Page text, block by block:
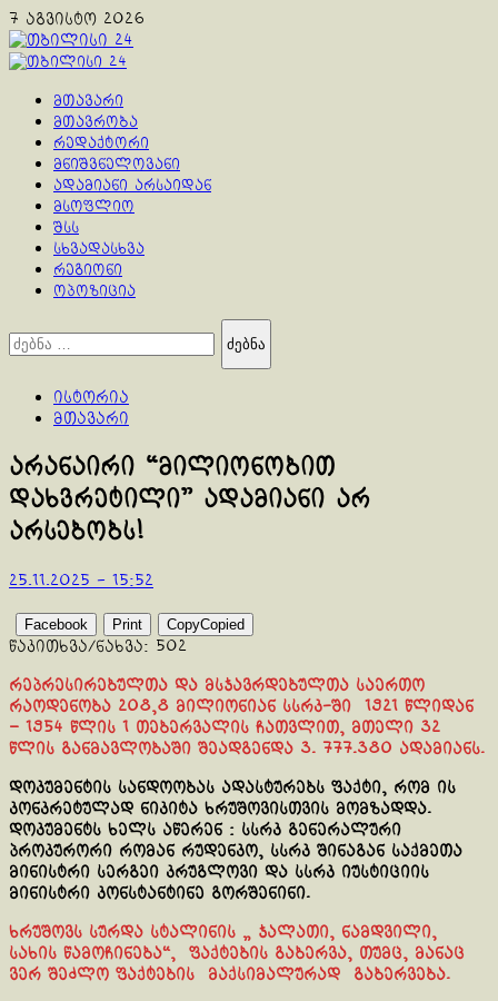
Skip
to
content
7 აგვისტო 2026
Primary
მთავარი
მთავრობა
რედაქტორი
მნიშვნელოვანი
ადამიანი არსაიდან
მსოფლიო
შსს
სხვადასხვა
რეგიონი
ოპოზიცია
ძებნა:
ისტორია
მთავარი
არანაირი “მილიონობით
დახვრეტილი” ადამიანი არ
არსებობს!
25.11.2025 - 15:52
Facebook Print CopyCopied
წაკითხვა/ნახვა: 502
რეპრესირებულთა და მსჯავრდებულთა საერთო
რაოდენობა 208,8 მილიონიან სსრკ-ში 1921 წლიდან
– 1954 წლის 1 თებერვალის ჩათვლით, მთელი 32
წლის განმავლობაში შეადგენდა 3. 777.380 ადამიანს.
დოკუმენტის სანდოობას ადასტურებს ფაქტი, რომ ის
კონკრეტულად ნიკიტა ხრუშოვისთვის მომზადდა.
დოკუმენტს ხელს აწერენ : სსრკ გენერალური
პროკურორი რომან რუდენკო, სსრკ შინაგან საქმეთა
მინისტრი სერგეი კრუგლოვი და სსრკ იუსტიციის
მინისტრი კონსტანტინე გორშენინი.
ხრუშოვს სურდა სტალინის „ ჯალათი, ნამდვილი,
სახის წამოჩინება“, ფაქტების გაბერვა, თუმც, მანაც
ვერ შეძლო ფაქტების მაქსიმალურად გაბერვება.